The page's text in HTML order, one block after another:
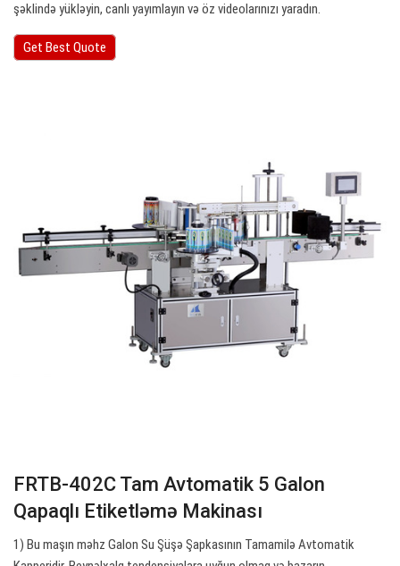
şəklində yükləyin, canlı yayımlayın və öz videolarınızı yaradın.
Get Best Quote
FRTB-402C Tam Avtomatik 5 Galon
Qapaqlı Etiketləmə Makinası
1) Bu maşın məhz Galon Su Şüşə Şapkasının Tamamilə Avtomatik